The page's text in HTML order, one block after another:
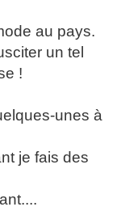
au pays.
un tel
!
unes à
je fais des